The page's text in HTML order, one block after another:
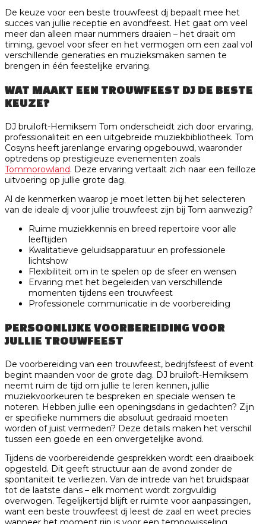
De keuze voor een beste trouwfeest dj bepaalt mee het
succes van jullie receptie en avondfeest. Het gaat om veel
meer dan alleen maar nummers draaien – het draait om
timing, gevoel voor sfeer en het vermogen om een zaal vol
verschillende generaties en muzieksmaken samen te
brengen in één feestelijke ervaring.
WAT MAAKT EEN TROUWFEEST DJ DE BESTE
KEUZE?
DJ bruiloft-Hemiksem Tom onderscheidt zich door ervaring,
professionaliteit en een uitgebreide muziekbibliotheek. Tom
Cosyns heeft jarenlange ervaring opgebouwd, waaronder
optredens op prestigieuze evenementen zoals
Tommorowland. Deze ervaring vertaalt zich naar een feilloze
uitvoering op jullie grote dag.
Al de kenmerken waarop je moet letten bij het selecteren
van de ideale dj voor jullie trouwfeest zijn bij Tom aanwezig?
Ruime muziekkennis en breed repertoire voor alle
leeftijden
Kwalitatieve geluidsapparatuur en professionele
lichtshow
Flexibiliteit om in te spelen op de sfeer en wensen
Ervaring met het begeleiden van verschillende
momenten tijdens een trouwfeest
Professionele communicatie in de voorbereiding
PERSOONLIJKE VOORBEREIDING VOOR
JULLIE TROUWFEEST
De voorbereiding van een trouwfeest, bedrijfsfeest of event
begint maanden voor de grote dag. DJ bruiloft-Hemiksem
neemt ruim de tijd om jullie te leren kennen, jullie
muziekvoorkeuren te bespreken en speciale wensen te
noteren. Hebben jullie een openingsdans in gedachten? Zijn
er specifieke nummers die absoluut gedraaid moeten
worden of juist vermeden? Deze details maken het verschil
tussen een goede en een onvergetelijke avond.
Tijdens de voorbereidende gesprekken wordt een draaiboek
opgesteld. Dit geeft structuur aan de avond zonder de
spontaniteit te verliezen. Van de intrede van het bruidspaar
tot de laatste dans – elk moment wordt zorgvuldig
overwogen. Tegelijkertijd blijft er ruimte voor aanpassingen,
want een beste trouwfeest dj leest de zaal en weet precies